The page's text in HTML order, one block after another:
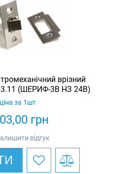
врізний
(ШЕРИФ-3В НЗ 24В)
грн
ціна за 1шт
відгук